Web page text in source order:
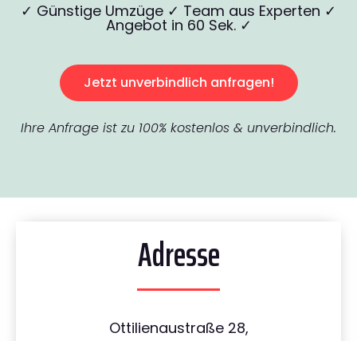
✓ Günstige Umzüge ✓ Team aus Experten ✓
Angebot in 60 Sek. ✓
Jetzt unverbindlich anfragen!
Ihre Anfrage ist zu 100% kostenlos & unverbindlich.
Adresse
Ottilienaustraße 28,